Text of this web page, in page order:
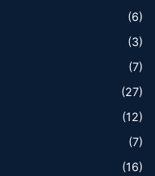
(6)
(3)
(7)
(27)
(12)
(7)
(16)